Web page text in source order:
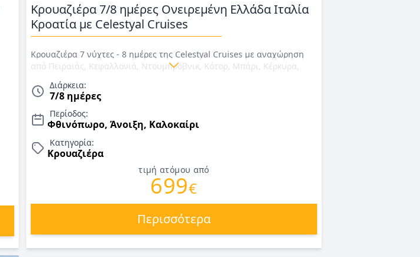
Κρουαζιέρα 7/8 ημέρες Ονειρεμένη Ελλάδα Ιταλία
Κροατία με Celestyal Cruises
Κρουαζιέρα 7 νύχτες - 8 ημέρες της Celestyal Cruises με αναχώρηση
από Πειραιάς, Κεφαλλονιά, Ντουμπρόβνικ, Κότορ, Μπάρι, Κέρκυρα,
3/4/27, 17/4, 1/5, 31/7, 14/8, 28/8, 16/10, 30/10/27 με το
κρουαζιερόπλοιο CELESTYAL JOURNEY (άνοιξη καλοκαίρι φθινόπωρο
2026 - 2027)
Διάρκεια:
7/8 ημέρες
Περίοδος:
Φθινόπωρο, Άνοιξη, Καλοκαίρι
Κατηγορία:
Κρουαζιέρα
τιμή ατόμου από
699€
Περισσότερα